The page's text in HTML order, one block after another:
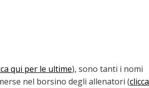
qui per le ultime), sono tanti i nomi
nel borsino degli allenatori (clicca